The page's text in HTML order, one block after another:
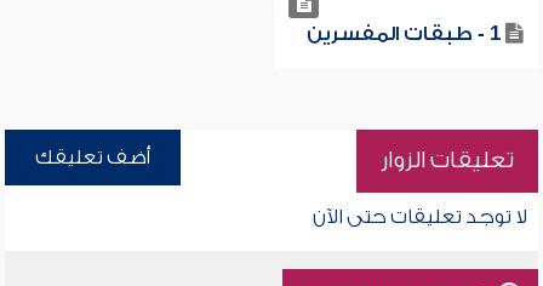
1 - طبقات المفسرين
تعليقات الزوار أضف تعليقك
لا توجد تعليقات حتى الآن